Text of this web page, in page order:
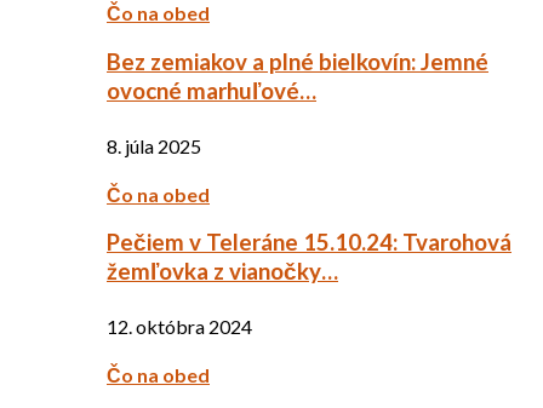
Čo na obed
Bez zemiakov a plné bielkovín: Jemné
ovocné marhuľové…
8. júla 2025
Čo na obed
Pečiem v Teleráne 15.10.24: Tvarohová
žemľovka z vianočky…
12. októbra 2024
Čo na obed